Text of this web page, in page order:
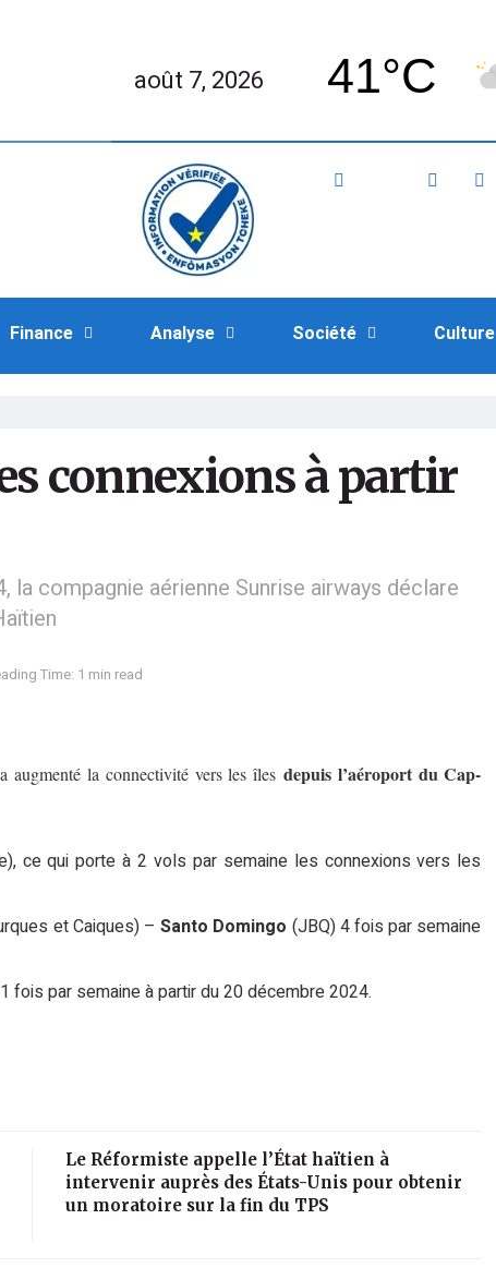
août 7, 2026 41°C
Finance Analyse Société Culture
connexions à partir
compagnie aérienne Sunrise airways déclare
Time: 1 min read
augmenté la connectivité vers les îles depuis l’aéroport du Cap-
ce qui porte à 2 vols par semaine les connexions vers les
et Caiques) –Santo Domingo (JBQ) 4 fois par semaine
fois par semaine à partir du 20 décembre 2024.
Le Réformiste appelle l’État haïtien à
intervenir auprès des États-Unis pour obtenir
un moratoire sur la fin du TPS